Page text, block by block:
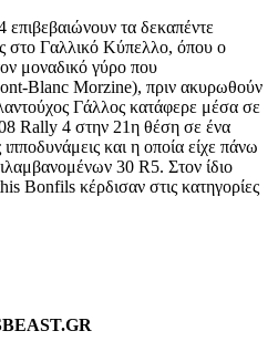
τα δεκαπέντε
στο Γαλλικό Κύπελλο, όπου ο
μοναδικό γύρο που
Blanc Morzine), πριν ακυρωθούν
Γάλλος κατάφερε μέσα σε
Rally 4 στην 21η θέση σε ένα
και η οποία είχε πάνω
30 R5. Στον ίδιο
Bonfils κέρδισαν στις κατηγορίες